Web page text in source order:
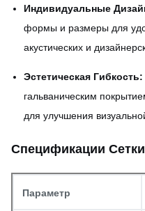
Индивидуальные
формы и размеры для
акустических и
Эстетическая Гибкость:
гальваническим
для улучшения
Спецификации
Параметр